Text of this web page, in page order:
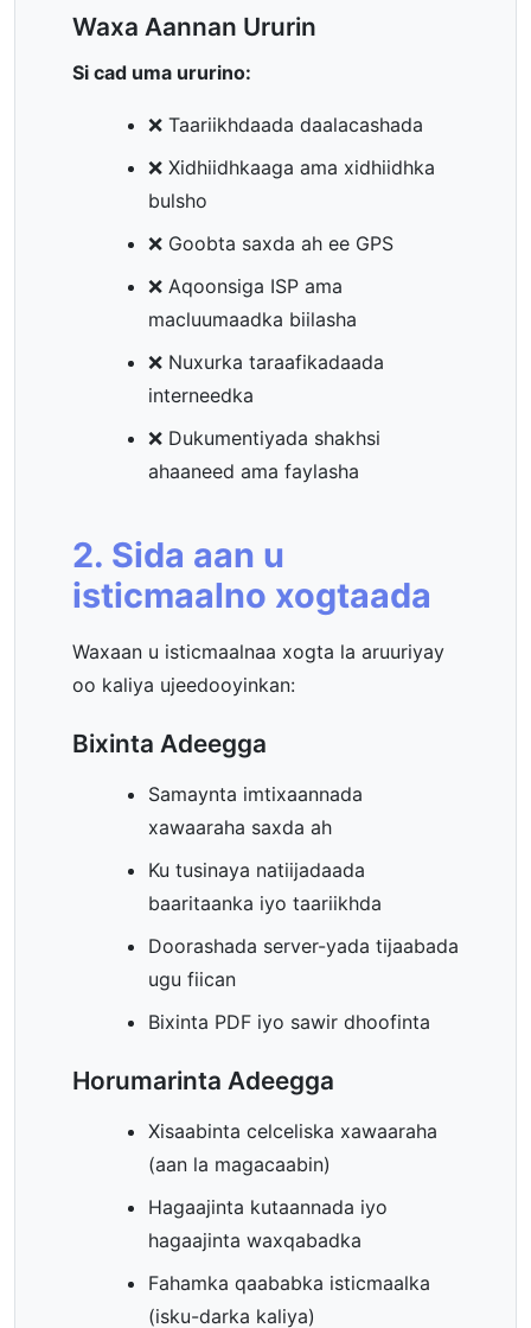
Waxa Aannan Ururin
Si cad uma ururino:
❌ Taariikhdaada daalacashada
❌ Xidhiidhkaaga ama xidhiidhka
bulsho
❌ Goobta saxda ah ee GPS
❌ Aqoonsiga ISP ama
macluumaadka biilasha
❌ Nuxurka taraafikadaada
interneedka
❌ Dukumentiyada shakhsi
ahaaneed ama faylasha
2. Sida aan u
isticmaalno xogtaada
Waxaan u isticmaalnaa xogta la aruuriyay
oo kaliya ujeedooyinkan:
Bixinta Adeegga
Samaynta imtixaannada
xawaaraha saxda ah
Ku tusinaya natiijadaada
baaritaanka iyo taariikhda
Doorashada server-yada tijaabada
ugu fiican
Bixinta PDF iyo sawir dhoofinta
Horumarinta Adeegga
Xisaabinta celceliska xawaaraha
(aan la magacaabin)
Hagaajinta kutaannada iyo
hagaajinta waxqabadka
Fahamka qaababka isticmaalka
(isku-darka kaliya)